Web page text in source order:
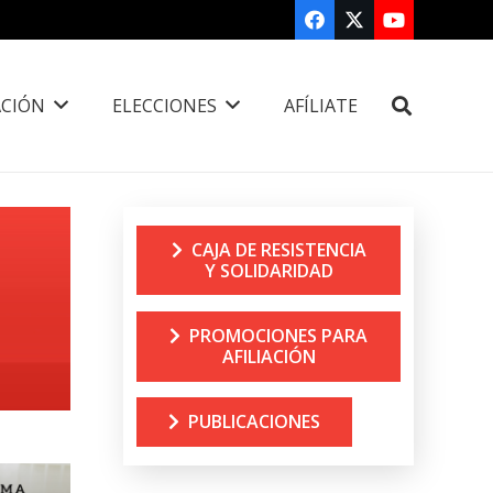
ELECCIONES AFÍLIATE
CAJA DE RESISTENCIA
Y SOLIDARIDAD
PROMOCIONES PARA
AFILIACIÓN
PUBLICACIONES